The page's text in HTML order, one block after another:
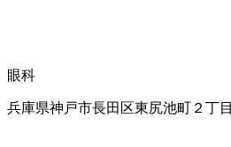
眼科
兵庫県神戸市長田区東尻池町２丁